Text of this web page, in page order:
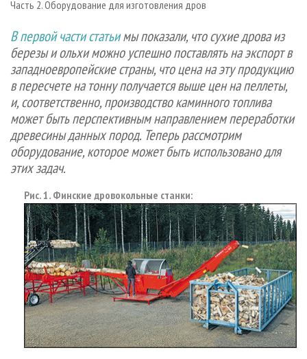
СУШКА ДРЕВЕСИНЫ
ПРОИЗВОДСТВО ДРЕВЕСНЫХ ПЛИТ
ДЕРЕВЯННОЕ ДОМОСТРОЕНИЕ
ПРОИЗВОДСТВО МЕБЕЛИ
БИОЭНЕРГЕТИКА
ЦБП
ИНСТРУМЕНТ И МАТЕРИАЛЫ
ПЕРСОНЫ
МОБИЛЬНЫЕ ВЫСТАВКИ
ОФИЦИАЛЬНЫЕ ДЕЛЕГАЦИИ
ПРИОРИТЕТНЫЕ ИНВЕСТПРОЕКТЫ
RUSSIAN FORESTRY REVIEW
ГАЗЕТА ЛЕСПРОМФОРУМ
БИБЛИОТЕКА СПЕЦИАЛИСТА
КОНТАКТЫ
РЕКЛАМА
РЕКЛАМА НА САЙТЕ
Часть 2. Оборудование для изготовления дров
В первой части статьимы показали, что сухие дрова из
березы и ольхи можно успешно поставлять на экспорт в
западноевропейские страны, что цена на эту продукцию
в пересчете на тонну получается выше цен на пеллеты,
и, соответственно, производство каминного топлива
может быть перспективным направлением переработки
древесины данных пород. Теперь рассмотрим
оборудование, которое может быть использовано для
этих задач.
Рис. 1. Финские дровокольные станки: